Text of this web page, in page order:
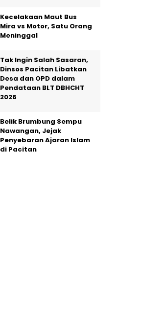
Kecelakaan Maut Bus
Mira vs Motor, Satu Orang
Meninggal
Tak Ingin Salah Sasaran,
Dinsos Pacitan Libatkan
Desa dan OPD dalam
Pendataan BLT DBHCHT
2026
Belik Brumbung Sempu
Nawangan, Jejak
Penyebaran Ajaran Islam
di Pacitan